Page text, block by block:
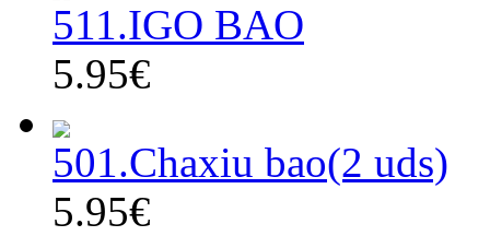
511.IGO BAO
5.95€
501.Chaxiu bao(2 uds)
5.95€